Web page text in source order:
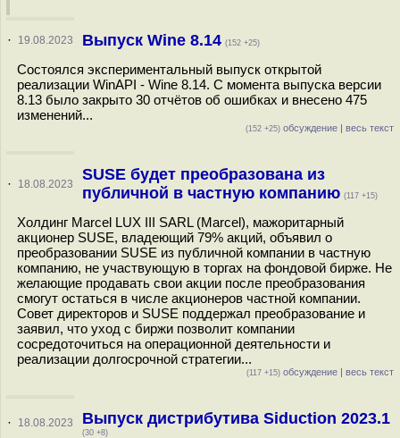
· 19.08.2023 Выпуск Wine 8.14 (152 +25)
Состоялся экспериментальный выпуск открытой
реализации WinAPI - Wine 8.14. С момента выпуска версии
8.13 было закрыто 30 отчётов об ошибках и внесено 475
изменений...
(152 +25) обсуждение | весь текст
· 18.08.2023
SUSE будет преобразована из
публичной в частную компанию (117 +15)
Холдинг Marcel LUX III SARL (Marcel), мажоритарный
акционер SUSE, владеющий 79% акций, объявил о
преобразовании SUSE из публичной компании в частную
компанию, не участвующую в торгах на фондовой бирже. Не
желающие продавать свои акции после преобразования
смогут остаться в числе акционеров частной компании.
Совет директоров и SUSE поддержал преобразование и
заявил, что уход с биржи позволит компании
сосредоточиться на операционной деятельности и
реализации долгосрочной стратегии...
(117 +15) обсуждение | весь текст
· 18.08.2023 Выпуск дистрибутива Siduction 2023.1
(30 +8)